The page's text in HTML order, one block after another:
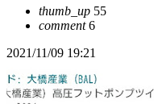
thumb_up 55
comment6
2021/11/09 19:21